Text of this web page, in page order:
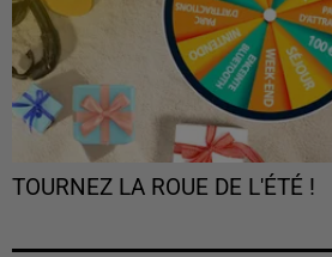
TOURNEZ LA ROUE DE L'ÉTÉ !